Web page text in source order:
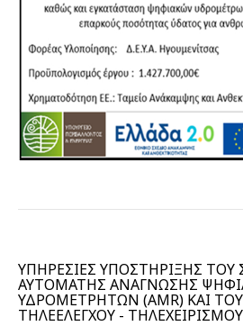
ΥΠΗΡΕΣΙΕΣ ΥΠΟΣΤΗΡΙΞΗΣ
ΑΥΤΟΜΑΤΗΣ ΑΝΑΓΝΩΣΗΣ
ΥΔΡΟΜΕΤΡΗΤΩΝ (AMR) ΚΑΙ
ΤΗΛΕΕΛΕΓΧΟΥ - ΤΗΛΕΧΕΙΡΙΣΜΟΥ